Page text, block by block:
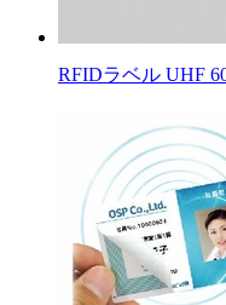
RFIDラベル UHF